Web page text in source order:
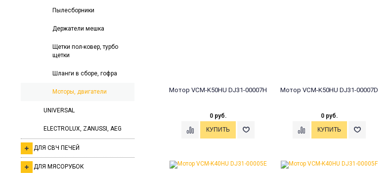
Пылесборники
Держатели мешка
Щетки пол-ковер, турбо
щетки
Шланги в сборе, гофра
Моторы, двигатели
UNIVERSAL
ELECTROLUX, ZANUSSI, AEG
ДЛЯ СВЧ ПЕЧЕЙ
ДЛЯ МЯСОРУБОК
Мотор VCM-K50HU DJ31-00007H
0 руб.
Мотор VCM-K50HU DJ31-00007D
0 руб.